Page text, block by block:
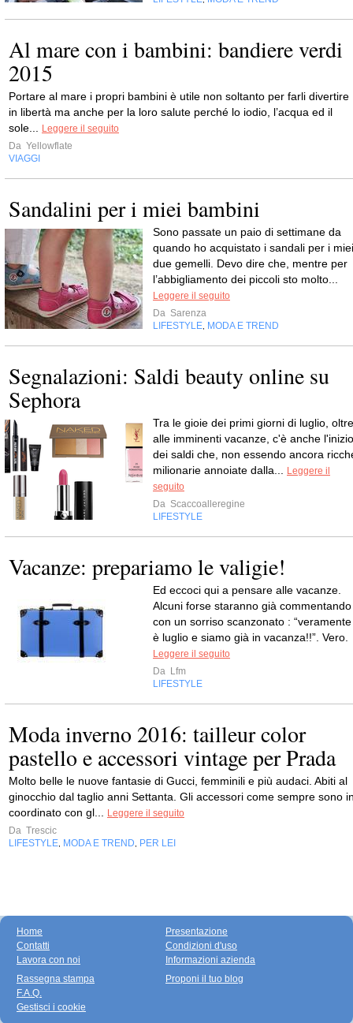
Al mare con i bambini: bandiere verdi
2015
Portare al mare i propri bambini è utile non soltanto per farli divertire
in libertà ma anche per la loro salute perché lo iodio, l’acqua ed il
sole...
Leggere il seguito
Da Yellowflate
VIAGGI
Sandalini per i miei bambini
Sono passate un paio di settimane da
quando ho acquistato i sandali per i miei
due gemelli. Devo dire che, mentre per
l’abbigliamento dei piccoli sto molto...
Leggere il seguito
Da Sarenza
LIFESTYLE MODA E TREND
Segnalazioni: Saldi beauty online su
Sephora
Tra le gioie dei primi giorni di luglio, oltre
alle imminenti vacanze, c'è anche l'inizio
dei saldi che, non essendo ancora
milionarie annoiate dalla...
Leggere il
seguito
Da Scaccoalleregine
LIFESTYLE
Vacanze: prepariamo le valigie!
Ed eccoci qui a pensare alle vacanze.
Alcuni forse staranno già commentando
con un sorriso scanzonato : “veramente
è luglio e siamo già in vacanza!!”. Vero.
Leggere il seguito
Da Lfm
LIFESTYLE
Moda inverno 2016: tailleur color
pastello e accessori vintage per Prada
Molto belle le nuove fantasie di Gucci, femminili e più audaci. Abiti al
ginocchio dal taglio anni Settanta. Gli accessori come sempre sono
coordinato con gl...
Leggere il seguito
Da Trescic
LIFESTYLE MODA E TREND PER LEI
Home
Contatti
Lavora con noi
Presentazione
Condizioni d'uso
Informazioni azienda
Rassegna stampa
F.A.Q.
Gestisci i cookie
Proponi il tuo blog